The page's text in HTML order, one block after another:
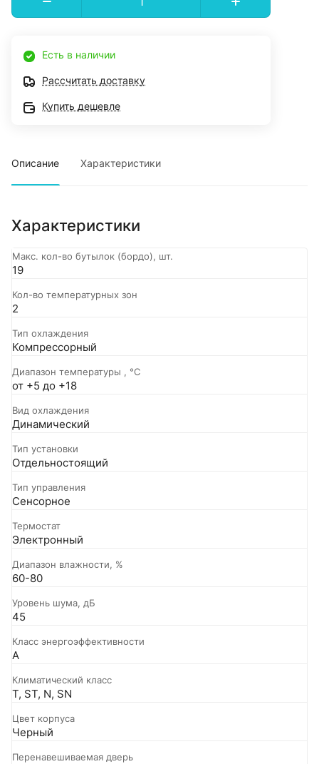
Есть в наличии
Рассчитать доставку
Купить дешевле
Описание Характеристики
Характеристики
Макс. кол-во бутылок (бордо), шт.
19
Кол-во температурных зон
2
Тип охлаждения
Компрессорный
Диапазон температуры , °C
от +5 до +18
Вид охлаждения
Динамический
Тип установки
Отдельностоящий
Тип управления
Сенсорное
Термостат
Электронный
Диапазон влажности, %
60-80
Уровень шума, дБ
45
Класс энергоэффективности
A
Климатический класс
T, ST, N, SN
Цвет корпуса
Черный
Перенавешиваемая дверь